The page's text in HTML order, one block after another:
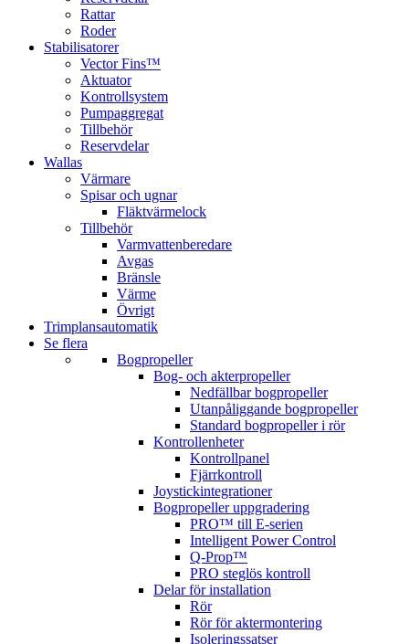
Rattar
Roder
Stabilisatorer
Vector Fins™
Aktuator
Kontrollsystem
Pumpaggregat
Tillbehör
Reservdelar
Wallas
Värmare
Spisar och ugnar
Fläktvärmelock
Tillbehör
Varmvattenberedare
Avgas
Bränsle
Värme
Övrigt
Trimplansautomatik
Se flera
Bogpropeller
Bog- och akterpropeller
Nedfällbar bogpropeller
Utanpåliggande bogpropeller
Standard bogpropeller i rör
Kontrollenheter
Kontrollpanel
Fjärrkontroll
Joystickintegrationer
Bogpropeller uppgradering
PRO™ till E-serien
Intelligent Power Control
Q-Prop™
PRO steglös kontroll
Delar för installation
Rör
Rör för aktermontering
Isoleringssatser